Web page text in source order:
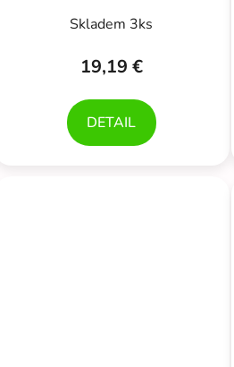
Skladem 3ks
19,19 €
DETAIL